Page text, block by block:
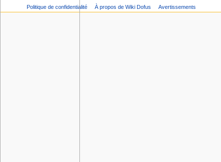
Politique de confidentialité À propos de Wiki Dofus Avertissements